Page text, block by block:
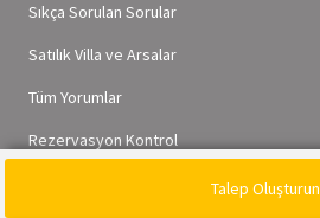
Talep Oluşturun
Sıkça Sorulan Sorular
Satılık Villa ve Arsalar
Tüm Yorumlar
Rezervasyon Kontrol